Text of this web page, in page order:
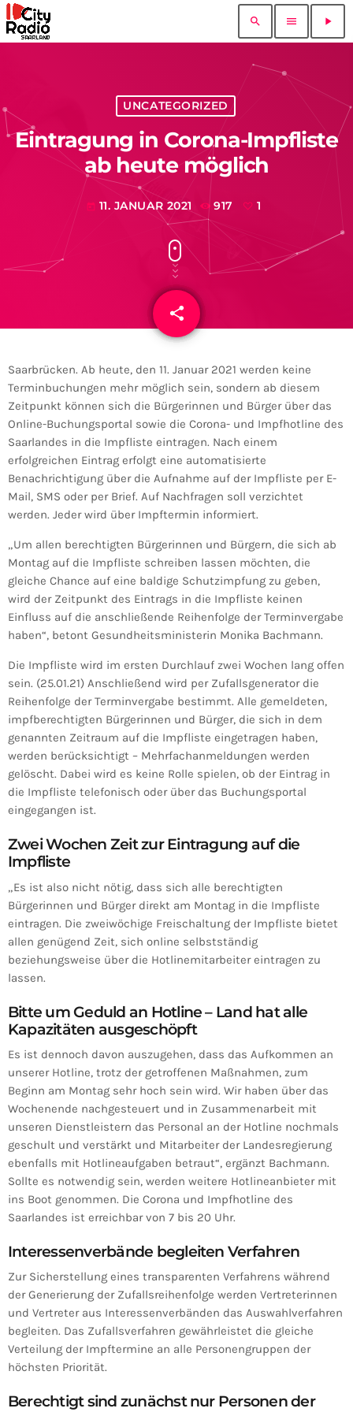
search menu play_arrow
UNCATEGORIZED
Eintragung in Corona-Impfliste
ab heute möglich
today 11. JANUAR 2021 917 1
share
email
Saarbrücken. Ab heute, den 11. Januar 2021 werden keine
Terminbuchungen mehr möglich sein, sondern ab diesem
Zeitpunkt können sich die Bürgerinnen und Bürger über das
Online-Buchungsportal sowie die Corona- und Impfhotline des
Saarlandes in die Impfliste eintragen. Nach einem
erfolgreichen Eintrag erfolgt eine automatisierte
Benachrichtigung über die Aufnahme auf der Impfliste per E-
Mail, SMS oder per Brief. Auf Nachfragen soll verzichtet
werden. Jeder wird über Impftermin informiert.
„Um allen berechtigten Bürgerinnen und Bürgern, die sich ab
Montag auf die Impfliste schreiben lassen möchten, die
gleiche Chance auf eine baldige Schutzimpfung zu geben,
wird der Zeitpunkt des Eintrags in die Impfliste keinen
Einfluss auf die anschließende Reihenfolge der Terminvergabe
haben“, betont Gesundheitsministerin Monika Bachmann.
Die Impfliste wird im ersten Durchlauf zwei Wochen lang offen
sein. (25.01.21) Anschließend wird per Zufallsgenerator die
Reihenfolge der Terminvergabe bestimmt. Alle gemeldeten,
impfberechtigten Bürgerinnen und Bürger, die sich in dem
genannten Zeitraum auf die Impfliste eingetragen haben,
werden berücksichtigt – Mehrfachanmeldungen werden
gelöscht. Dabei wird es keine Rolle spielen, ob der Eintrag in
die Impfliste telefonisch oder über das Buchungsportal
eingegangen ist.
Zwei Wochen Zeit zur Eintragung auf die
Impfliste
„Es ist also nicht nötig, dass sich alle berechtigten
Bürgerinnen und Bürger direkt am Montag in die Impfliste
eintragen. Die zweiwöchige Freischaltung der Impfliste bietet
allen genügend Zeit, sich online selbstständig
beziehungsweise über die Hotlinemitarbeiter eintragen zu
lassen.
Bitte um Geduld an Hotline – Land hat alle
Kapazitäten ausgeschöpft
Es ist dennoch davon auszugehen, dass das Aufkommen an
unserer Hotline, trotz der getroffenen Maßnahmen, zum
Beginn am Montag sehr hoch sein wird. Wir haben über das
Wochenende nachgesteuert und in Zusammenarbeit mit
unseren Dienstleistern das Personal an der Hotline nochmals
geschult und verstärkt und Mitarbeiter der Landesregierung
ebenfalls mit Hotlineaufgaben betraut“, ergänzt Bachmann.
Sollte es notwendig sein, werden weitere Hotlineanbieter mit
ins Boot genommen. Die Corona und Impfhotline des
Saarlandes ist erreichbar von 7 bis 20 Uhr.
Interessenverbände begleiten Verfahren
Zur Sicherstellung eines transparenten Verfahrens während
der Generierung der Zufallsreihenfolge werden Vertreterinnen
und Vertreter aus Interessenverbänden das Auswahlverfahren
begleiten. Das Zufallsverfahren gewährleistet die gleiche
Verteilung der Impftermine an alle Personengruppen der
höchsten Priorität.
Berechtigt sind zunächst nur Personen der